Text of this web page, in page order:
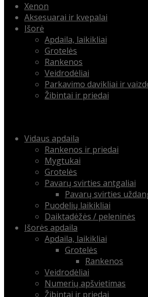
Xenon
Aksesuarai ir kvepalai
Išorė
Apdaila, laikikliai
Grotelės
Rankenos
Veidrodėliai
Parkavimo davikliai ir
Žibintai ir priedai
Skip Vidaus apdaila
Rankenos ir priedai
Mygtukai
Grotelės
Pavarų svirties antgaliai
Pavarų svirties
Puodelių laikikliai
Daiktadėžės / peleninės
Išorės apdaila
Apdaila, laikikliai
Grotelės
Rankenos
Veidrodėliai
Numerių apšvietimas
Žibintai ir priedai